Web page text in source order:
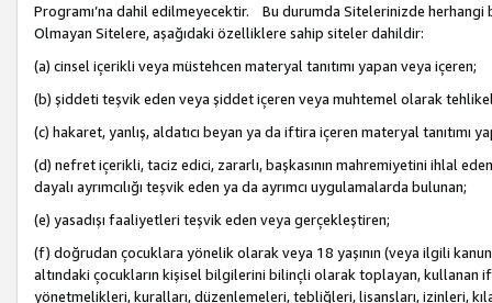
Programı’na dahil edilmeyecektir. Bu durumda Sitelerinizde herhangi
Olmayan Sitelere, aşağıdaki özelliklere sahip siteler dahildir:
(a) cinsel içerikli veya müstehcen materyal tanıtımı yapan veya içeren;
(b) şiddeti teşvik eden veya şiddet içeren veya muhtemel olarak
(c) hakaret, yanlış, aldatıcı beyan ya da iftira içeren materyal tanıtımı
(d) nefret içerikli, taciz edici, zararlı, başkasının mahremiyetini ihlal
dayalı ayrımcılığı teşvik eden ya da ayrımcı uygulamalarda bulunan;
(e) yasadışı faaliyetleri teşvik eden veya gerçekleştiren;
(f) doğrudan çocuklara yönelik olarak veya 18 yaşının (veya ilgili
altındaki çocukların kişisel bilgilerini bilinçli olarak toplayan, kullanan
yönetmelikleri, kuralları, düzenlemeleri, tebliğleri, lisansları, izinleri,